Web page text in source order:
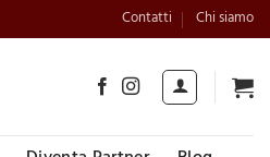
Contatti Chi siamo